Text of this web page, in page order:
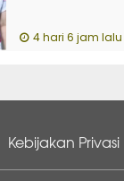
4 hari 6 jam lalu
Kebijakan Privasi